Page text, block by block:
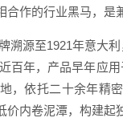
作的行业黑马，是
溯源至1921年意大
百年，产品早年应
，依托二十余年精
内卷泥潭，构建起